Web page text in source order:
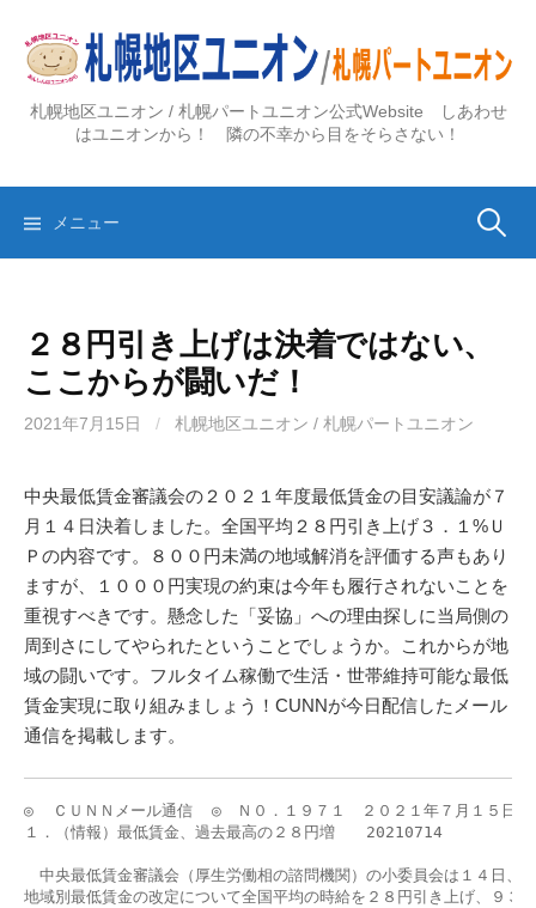
ス
札幌地区ユニオン / 札幌パートユニオン公式Website しあわせ
はユニオンから！ 隣の不幸から目をそらさない！
メニュー 検
２８円引き上げは決着ではない、
ここからが闘いだ！
2021年7月15日 / 札幌地区ユニオン / 札幌パートユニオン
中央最低賃金審議会の２０２１年度最低賃金の目安議論が７
月１４日決着しました。全国平均２８円引き上げ３．１%Ｕ
Ｐの内容です。８００円未満の地域解消を評価する声もあり
ますが、１０００円実現の約束は今年も履行されないことを
重視すべきです。懸念した「妥協」への理由探しに当局側の
周到さにしてやられたということでしょうか。これからが地
域の闘いです。フルタイム稼働で生活・世帯維持可能な最低
賃金実現に取り組みましょう！CUNNが今日配信したメール
通信を掲載します。
◎  ＣＵＮＮメール通信  ◎　Ｎ０．１９７１　２０２１年７月１５日
１．（情報）最低賃金、過去最高の２８円増　　20210714
中央最低賃金審議会（厚生労働相の諮問機関）の小委員会は１４日、
地域別最低賃金の改定について全国平均の時給を２８円引き上げ、９３